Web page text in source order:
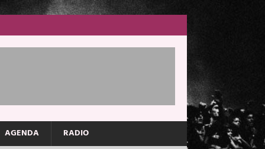
AGENDA RADIO